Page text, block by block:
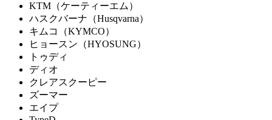
KTM（ケーティーエム）
ハスクバーナ（Husqvarna）
キムコ（KYMCO）
ヒョースン（HYOSUNG）
トゥディ
ディオ
クレアスクーピー
ズーマー
エイプ